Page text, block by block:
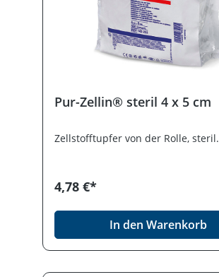
Pur-Zellin® steril 4 x 5 cm
Zellstofftupfer von der Rolle, steril.
4,78 €*
In den Warenkorb